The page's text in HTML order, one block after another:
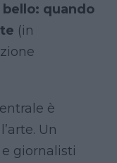
quando
(in
è
Un
giornalisti